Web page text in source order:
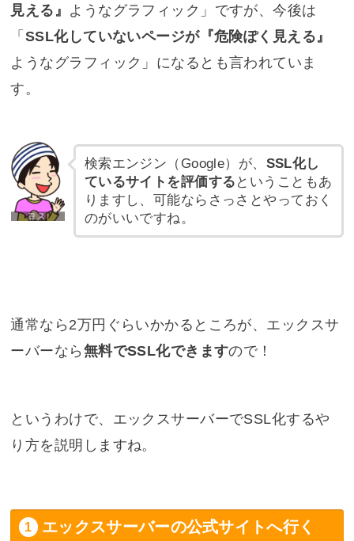
見える』 ようなグラフィック」ですが、今後は
「 SSL化していないページが『危険ぽく見える』
ようなグラフィック」になるとも言われていま
す。
検索エンジン（Google）が、 SSL化し
ているサイトを評価する ということもあ
りますし、可能ならさっさとやっておく
のがいいですね。
通常なら2万円ぐらいかかるところが、エックスサ
ーバーなら 無料でSSL化できますので！
というわけで、エックスサーバーでSSL化するや
り方を説明しますね。
エックスサーバーの公式サイトへ行く